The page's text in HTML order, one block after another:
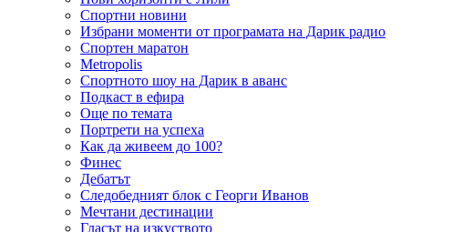
Спортни новини
Избрани моменти от програмата на Дарик радио
Спортен маратон
Metropolis
Спортното шоу на Дарик в аванс
Подкаст в ефира
Още по темата
Портрети на успеха
Как да живеем до 100?
Финес
Дебатът
Следобедният блок с Георги Иванов
Мечтани дестинации
Гласът на изкуството